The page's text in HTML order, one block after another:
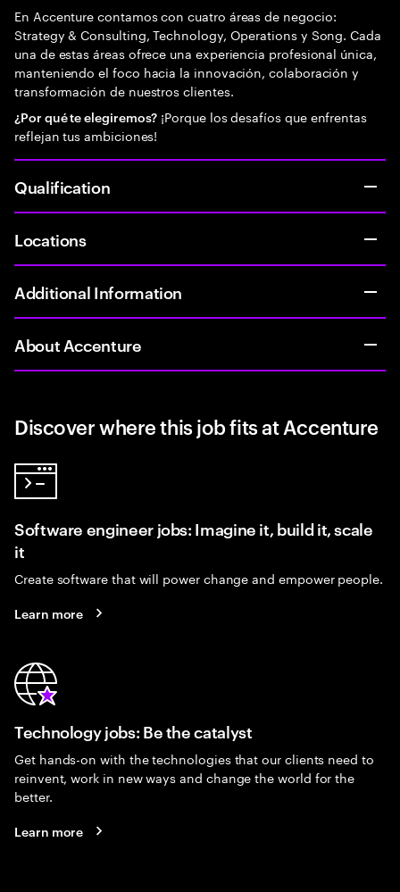
En Accenture contamos con cuatro áreas de negocio:
Strategy & Consulting, Technology, Operations y Song. Cada
una de estas áreas ofrece una experiencia profesional única,
manteniendo el foco hacia la innovación, colaboración y
transformación de nuestros clientes.
¿Por qué te elegiremos? ¡Porque los desafíos que enfrentas
reflejan tus ambiciones!
Qualification
Locations
Additional Information
About Accenture
Discover where this job fits at Accenture
Software engineer jobs: Imagine it, build it, scale
it
Create software that will power change and empower people.
Learn more
Technology jobs: Be the catalyst
Get hands-on with the technologies that our clients need to
reinvent, work in new ways and change the world for the
better.
Learn more